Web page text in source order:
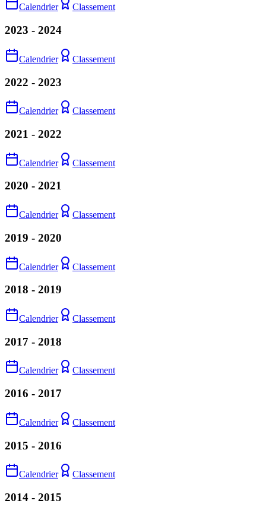
Calendrier Classement
2023 - 2024
Calendrier Classement
2022 - 2023
Calendrier Classement
2021 - 2022
Calendrier Classement
2020 - 2021
Calendrier Classement
2019 - 2020
Calendrier Classement
2018 - 2019
Calendrier Classement
2017 - 2018
Calendrier Classement
2016 - 2017
Calendrier Classement
2015 - 2016
Calendrier Classement
2014 - 2015